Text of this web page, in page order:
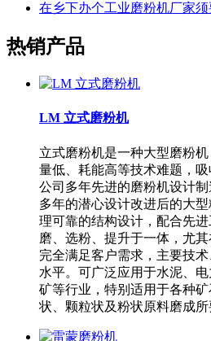
在乡下办个工业磨粉机厂家须
热销产品
LM 立式磨粉机
立式磨粉机是一种大型磨粉
量低、耗能高等技术难题，
公司多年先进的磨粉机设计
多年的潜心设计改进后的大
理可靠的结构设计，配合先
磨、选粉、提升于一体，尤
完全满足客户需求，主要技
水平。可广泛应用于水泥、
矿等行业，特别适用于各种
状、颗粒状及粉状原料磨成所